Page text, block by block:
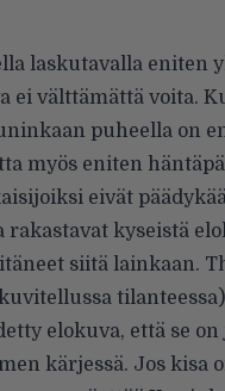
laskutavalla eniten
ei välttämättä voita.
puheella on
myös eniten
eivät
rakastavat kyseistä
siitä lainkaan.
tilanteessa)
elokuva, että se on
kärjessä. Jos kisa